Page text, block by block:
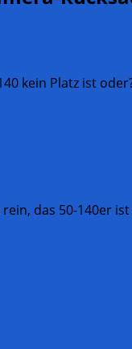
kein Platz ist
das 50-140er